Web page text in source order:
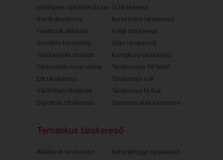
Intelligens ajánlórendszer
Randi Akadémia
Facebook oldalunk
Szerelmi horoszkóp
Társkeresés mobilon
Párkeresők most online
Elit társkereső
Válófélben lévőknek
Diplomás társkereső
Új társkereső
Keresztény társkereső
Fiatal társkereső
30as társkereső
Középkorú társkereső
Társkeresés 50 felett
Társkereső nők
Társkereső férfiak
Szerelem első keresésre
Tematikus társkereső
Állatbarát társkereső
Sorozatfüggő társkereső